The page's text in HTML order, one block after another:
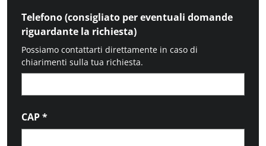
Telefono (consigliato per eventuali domande
riguardante la richiesta)
Possiamo contattarti direttamente in caso di
chiarimenti sulla tua richiesta.
CAP*